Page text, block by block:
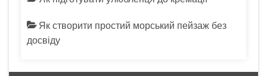
Як створити простий морський пейзаж без
досвіду